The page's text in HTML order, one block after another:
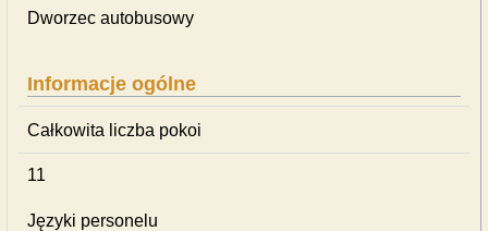
Dworzec autobusowy
Informacje ogólne
Całkowita liczba pokoi
11
Języki personelu